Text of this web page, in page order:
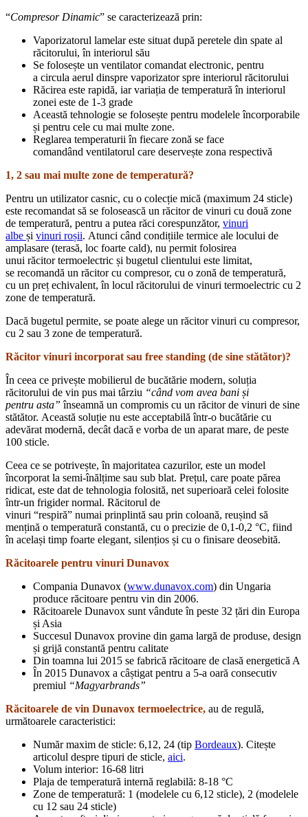
“Compresor Dinamic” se caracterizează prin:
Vaporizatorul lamelar este situat după peretele din spate al
răcitorului, în interiorul său
Se folosește un ventilator comandat electronic, pentru
a circula aerul dinspre vaporizator spre interiorul răcitorului
Răcirea este rapidă, iar variația de temperatură în interiorul
zonei este de 1-3 grade
Această tehnologie se folosește pentru modelele încorporabile
și pentru cele cu mai multe zone.
Reglarea temperaturii în fiecare zonă se face
comandând ventilatorul care deservește zona respectivă
1, 2 sau mai multe zone de temperatură?
Pentru un utilizator casnic, cu o colecție mică (maximum 24 sticle)
este recomandat să se folosească un răcitor de vinuri cu două zone
de temperatură, pentru a putea răci corespunzător, vinuri
albe și vinuri roșii. Atunci când condițiile termice ale locului de
amplasare (terasă, loc foarte cald), nu permit folosirea
unui răcitor termoelectric și bugetul clientului este limitat,
se recomandă un răcitor cu compresor, cu o zonă de temperatură,
cu un preț echivalent, în locul răcitorului de vinuri termoelectric cu 2
zone de temperatură.
Dacă bugetul permite, se poate alege un răcitor vinuri cu compresor,
cu 2 sau 3 zone de temperatură.
Răcitor vinuri incorporat sau free standing (de sine stătător)?
În ceea ce privește mobilierul de bucătărie modern, soluția
răcitorului de vin pus mai târziu “când vom avea bani și
pentru asta”înseamnă un compromis cu un răcitor de vinuri de sine
stătător. Această soluție nu este acceptabilă într-o bucătărie cu
adevărat modernă, decât dacă e vorba de un aparat mare, de peste
100 sticle.
Ceea ce se potrivește, în majoritatea cazurilor, este un model
încorporat la semi-înălțime sau sub blat. Prețul, care poate părea
ridicat, este dat de tehnologia folosită, net superioară celei folosite
într-un frigider normal. Răcitorul de
vinuri “respiră” numai prinplintă sau prin coloană, reușind să
mențină o temperatură constantă, cu o precizie de 0,1-0,2 °C, fiind
în același timp foarte elegant, silențios și cu o finisare deosebită.
Răcitoarele pentru vinuri Dunavox
Compania Dunavox (www.dunavox.com) din Ungaria
produce răcitoare pentru vin din 2006.
Răcitoarele Dunavox sunt vândute în peste 32 țări din Europa
și Asia
Succesul Dunavox provine din gama largă de produse, design
și grijă constantă pentru calitate
Din toamna lui 2015 se fabrică răcitoare de clasă energetică A
În 2015 Dunavox a câștigat pentru a 5-a oară consecutiv
premiul “Magyarbrands”
Răcitoarele de vin Dunavox termoelectrice, au de regulă,
următoarele caracteristici:
Număr maxim de sticle: 6,12, 24 (tip Bordeaux). Citește
articolul despre tipuri de sticle, aici.
Volum interior: 16-68 litri
Plaja de temperatură internă reglabilă: 8-18 °C
Zone de temperatură: 1 (modelele cu 6,12 sticle), 2 (modelele
cu 12 sau 24 sticle)